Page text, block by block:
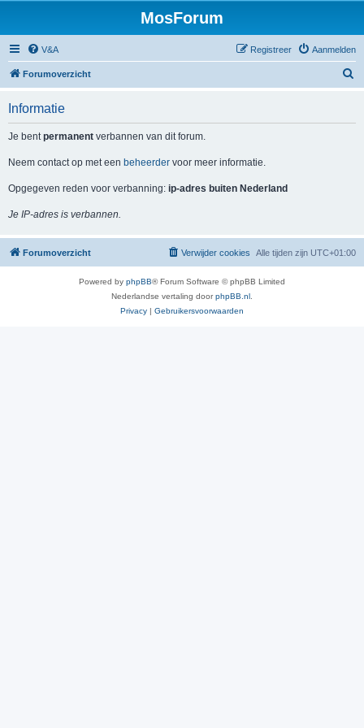
MosForum
V&A Aanmelden
Registreer
Forumoverzicht
Informatie
Je bentpermanent verbannen van dit forum.
Neem contact op met een beheerder voor meer informatie.
Opgegeven reden voor verbanning: ip-adres buiten Nederland
Je IP-adres is verbannen.
Forumoverzicht Alle tijden zijn UTC+01:00
Verwijder cookies
Powered by phpBB® Forum Software © phpBB Limited
Nederlandse vertaling doorphpBB.nl
Privacy | Gebruikersvoorwaarden